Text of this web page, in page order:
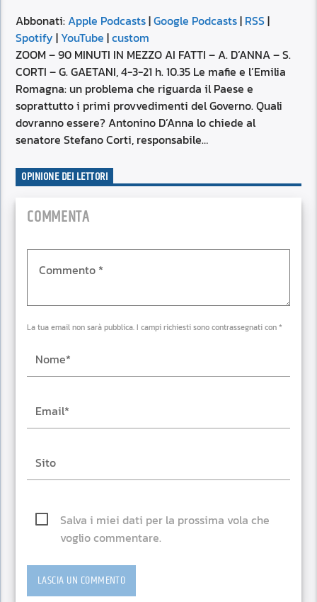
YouTube
RSS FEED
LINK
EMBED
Abbonati:Apple Podcasts|Google Podcasts| RSS|
Spotify | YouTube |custom
ZOOM – 90 MINUTI IN MEZZO AI FATTI – A. D’ANNA – S.
CORTI – G. GAETANI, 4-3-21 h. 10.35 Le mafie e l’Emilia
Romagna: un problema che riguarda il Paese e
soprattutto i primi provvedimenti del Governo. Quali
dovranno essere? Antonino D’Anna lo chiede al
senatore Stefano Corti, responsabile…
OPINIONE DEI LETTORI
COMMENTA
La tua email non sarà pubblica. I campi richiesti sono contrassegnati con *
Salva i miei dati per la prossima vola che
voglio commentare.